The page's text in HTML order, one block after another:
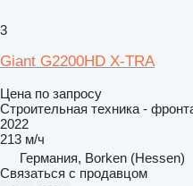
3
Giant G2200HD X-TRA
Цена по запросу
Строительная техника -
2022
213 м/ч
Германия, Borken (Hessen)
Связаться с продавцом